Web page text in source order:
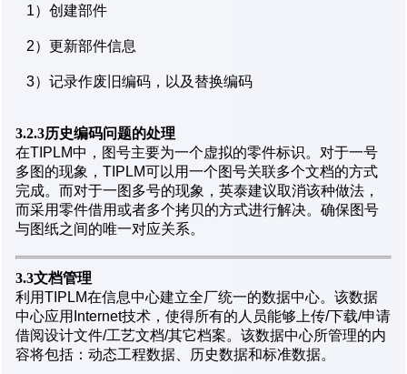
1）创建部件
2）更新部件信息
3）记录作废旧编码，以及替换编码
3.2.3历史编码问题的处理
在TIPLM中，图号主要为一个虚拟的零件标识。对于一号
多图的现象，TIPLM可以用一个图号关联多个文档的方式
完成。而对于一图多号的现象，英泰建议取消该种做法，
而采用零件借用或者多个拷贝的方式进行解决。确保图号
与图纸之间的唯一对应关系。
3.3文档管理
利用TIPLM在信息中心建立全厂统一的数据中心。该数据
中心应用Internet技术，使得所有的人员能够上传/下载/申请
借阅设计文件/工艺文档/其它档案。该数据中心所管理的内
容将包括：动态工程数据、历史数据和标准数据。